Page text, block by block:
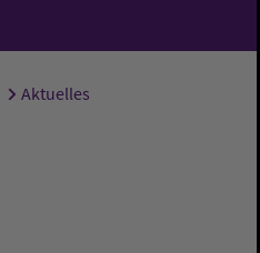
Aktuelles